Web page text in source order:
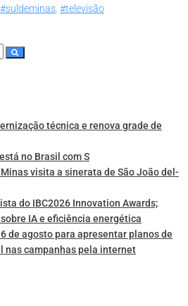
#suldeminas, #televisão
técnica e renova grade de
no Brasil com S
visita a sinerata de São João del-
do IBC2026 Innovation Awards;
IA e eficiência energética
de agosto para apresentar planos de
nas campanhas pela internet